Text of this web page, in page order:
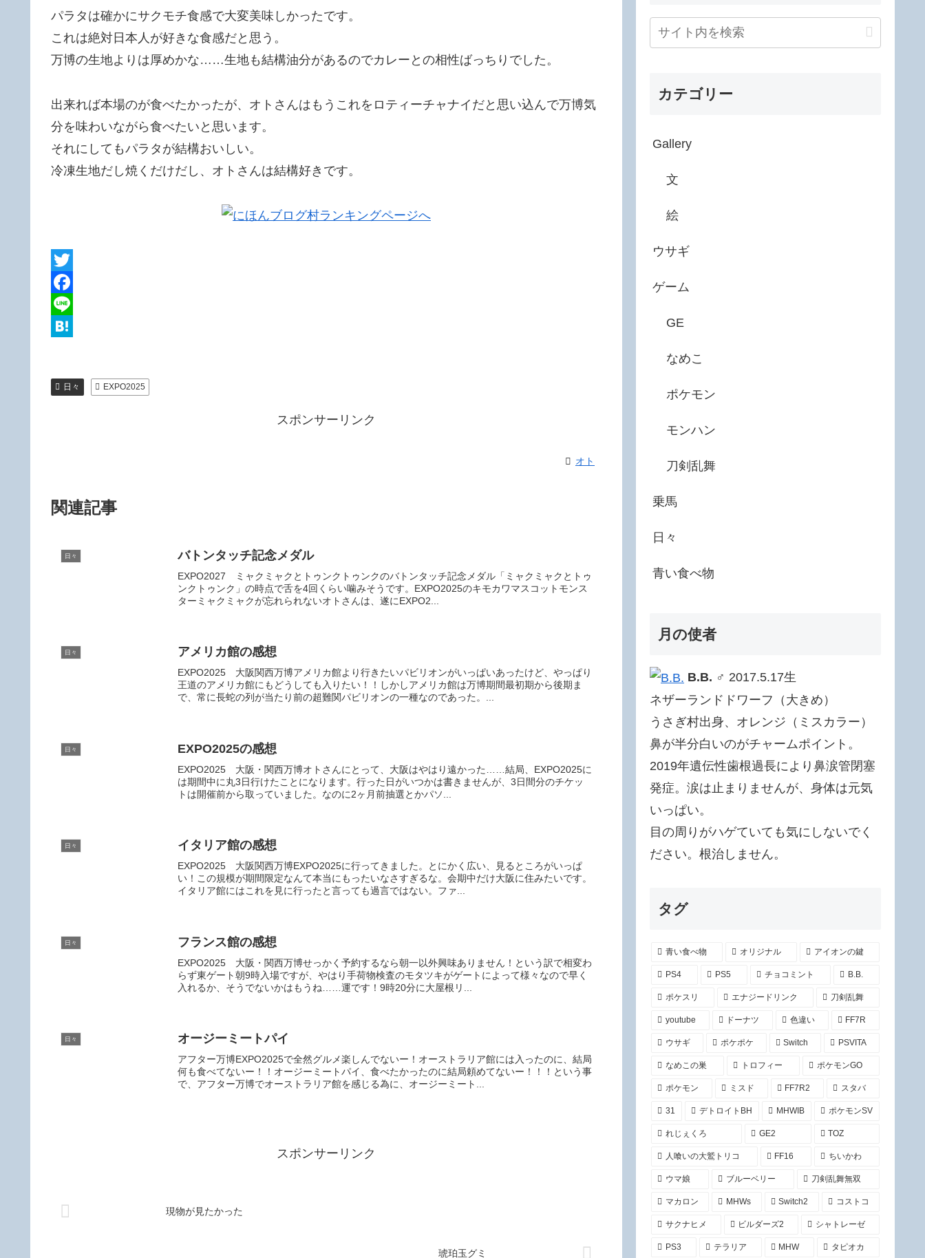
パラタは確かにサクモチ食感で大変美味しかったです。
これは絶対日本人が好きな食感だと思う。
万博の生地よりは厚めかな……生地も結構油分があるのでカレーとの相性ばっちりでした。
出来れば本場のが食べたかったが、オトさんはもうこれをロティーチャナイだと思い込んで万博気
分を味わいながら食べたいと思います。
それにしてもパラタが結構おいしい。
冷凍生地だし焼くだけだし、オトさんは結構好きです。
T
w
e
F
a
b
L
e
t
日々 EXPO2025
スポンサーリンク
オト
関連記事
日々 バトンタッチ記念メダル
EXPO2027 ミャクミャクとトゥンクトゥンクのバトンタッチ記念メダル「ミャクミャクとトゥ
ンクトゥンク」の時点で舌を4回くらい噛みそうです。EXPO2025のキモカワマスコットモンス
ターミャクミャクが忘れられないオトさんは、遂にEXPO2...
日々 アメリカ館の感想
EXPO2025 大阪関西万博アメリカ館より行きたいパビリオンがいっぱいあったけど、やっぱり
王道のアメリカ館にもどうしても入りたい！！しかしアメリカ館は万博期間最初期から後期ま
で、常に長蛇の列が当たり前の超難関パビリオンの一種なのであった。...
日々 EXPO2025の感想
EXPO2025 大阪・関西万博オトさんにとって、大阪はやはり遠かった……結局、EXPO2025に
は期間中に丸3日行けたことになります。行った日がいつかは書きませんが、3日間分のチケッ
トは開催前から取っていました。なのに2ヶ月前抽選とかパソ...
日々 イタリア館の感想
EXPO2025 大阪関西万博EXPO2025に行ってきました。とにかく広い、見るところがいっぱ
い！この規模が期間限定なんて本当にもったいなさすぎるな。会期中だけ大阪に住みたいです。
イタリア館にはこれを見に行ったと言っても過言ではない。ファ...
日々 フランス館の感想
EXPO2025 大阪・関西万博せっかく予約するなら朝一以外興味ありません！という訳で相変わ
らず東ゲート朝9時入場ですが、やはり手荷物検査のモタツキがゲートによって様々なので早く
入れるか、そうでないかはもうね……運です！9時20分に大屋根リ...
日々 オージーミートパイ
アフター万博EXPO2025で全然グルメ楽しんでないー！オーストラリア館には入ったのに、結局
何も食べてないー！！オージーミートパイ、食べたかったのに結局頼めてないー！！！という事
で、アフター万博でオーストラリア館を感じる為に、オージーミート...
スポンサーリンク
現物が見たかった
琥珀玉グミ
カテゴリー
Gallery
文
絵
ウサギ
ゲーム
GE
なめこ
ポケモン
モンハン
刀剣乱舞
乗馬
日々
青い食べ物
月の使者
B.B. ♂ 2017.5.17生
ネザーランドドワーフ（大きめ）
うさぎ村出身、オレンジ（ミスカラー）
鼻が半分白いのがチャームポイント。
2019年遺伝性歯根過長により鼻涙管閉塞
発症。涙は止まりませんが、身体は元気
いっぱい。
目の周りがハゲていても気にしないでく
ださい。根治しません。
タグ
青い食べ物 オリジナル アイオンの鍵
PS4 PS5 チョコミント B.B.
ポケスリ エナジードリンク 刀剣乱舞
youtube ドーナツ 色違い FF7R
ウサギ ポケポケ Switch PSVITA
なめこの巣 トロフィー ポケモンGO
ポケモン ミスド FF7R2 スタバ
31 デトロイトBH MHWIB ポケモンSV
れじぇくろ GE2 TOZ
人喰いの大鷲トリコ FF16 ちいかわ
ウマ娘 ブルーベリー 刀剣乱舞無双
マカロン MHWs Switch2 コストコ
サクナヒメ ビルダーズ2 シャトレーゼ
PS3 テラリア MHW タピオカ